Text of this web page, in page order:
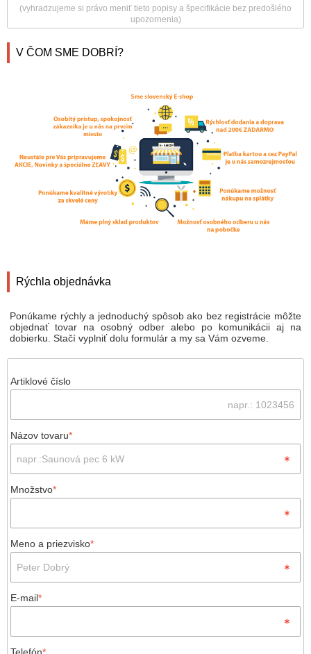
Rýchla objednávka
Ponúkame rýchly a jednoduchý spôsob ako bez registrácie môžte
objednať tovar na osobný odber alebo po komunikácii aj na
dobierku. Stačí vyplniť dolu formulár a my sa Vám ozveme.
Artiklové číslo
Názov tovaru*
Množstvo*
Meno a priezvisko*
E-mail*
(vyhradzujeme si právo meniť tieto popisy a špecifikácie bez predošlého
upozornenia)
V ČOM SME DOBRÍ?